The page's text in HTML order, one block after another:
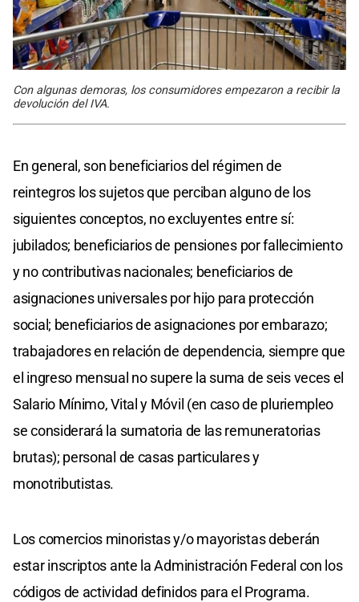
Con algunas demoras, los consumidores empezaron a recibir la
devolución del IVA.
En general, son beneficiarios del régimen de
reintegros los sujetos que perciban alguno de los
siguientes conceptos, no excluyentes entre sí:
jubilados; beneficiarios de pensiones por fallecimiento
y no contributivas nacionales; beneficiarios de
asignaciones universales por hijo para protección
social; beneficiarios de asignaciones por embarazo;
trabajadores en relación de dependencia, siempre que
el ingreso mensual no supere la suma de seis veces el
Salario Mínimo, Vital y Móvil (en caso de pluriempleo
se considerará la sumatoria de las remuneratorias
brutas); personal de casas particulares y
monotributistas.
Los comercios minoristas y/o mayoristas deberán
estar inscriptos ante la Administración Federal con los
códigos de actividad definidos para el Programa.